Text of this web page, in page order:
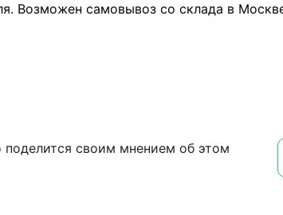
Возможен самовывоз со склада в
своим мнением об этом